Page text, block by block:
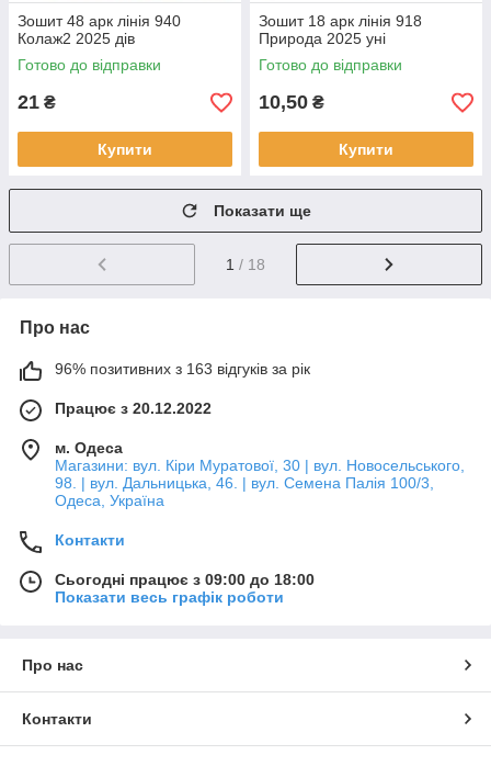
Зошит 48 арк лінія 940
Колаж2 2025 дів
Готово до відправки
21 ₴
Купити
Зошит 18 арк лінія 918
Природа 2025 уні
Готово до відправки
10,50 ₴
Купити
Показати ще
1 / 18
Про нас
96% позитивних з 163 відгуків за рік
Працює з 20.12.2022
м. Одеса
Магазини: вул. Кіри Муратової, 30 | вул. Новосельського,
98. | вул. Дальницька, 46. | вул. Семена Палія 100/3,
Одеса, Україна
Контакти
Сьогодні працює з 09:00 до 18:00
Показати весь графік роботи
Про нас
Контакти